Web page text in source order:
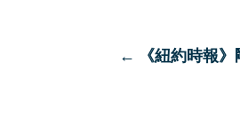
←
《紐約時報